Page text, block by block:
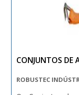
CONJUNTOS DE
ROBUSTEC